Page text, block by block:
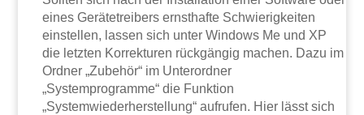
eines Gerätetreibers ernsthafte Schwierigkeiten
einstellen, lassen sich unter Windows Me und XP
die letzten Korrekturen rückgängig machen. Dazu im
Ordner „Zubehör“ im Unterordner
„Systemprogramme“ die Funktion
„Systemwiederherstellung“ aufrufen. Hier lässt sich